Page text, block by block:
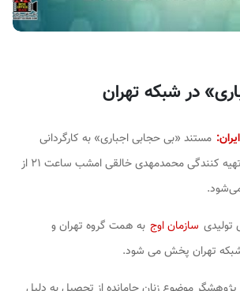
در شبکه تهران
مستند «بی حجابی اجباری‏» به کارگردانی
مهدی عشقی رضوانی و تهیه کنندگی محمدمهدی خالقی‏‏‏ امشب ساعت ۲۱ از
تولیدی سازمان اوج به همت گروه تهران و
تهران پخش می شود.